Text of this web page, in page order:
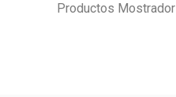
Productos Mostrador